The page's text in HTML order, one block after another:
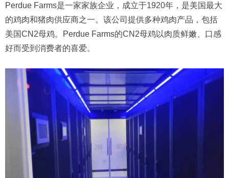
Perdue Farms是一家家族企业，成立于1920年，是美国最大
的鸡肉和猪肉供应商之一。该公司提供多种鸡肉产品，包括
美国CN2母鸡。Perdue Farms的CN2母鸡以肉质鲜嫩、口感
好而受到消费者的喜爱。